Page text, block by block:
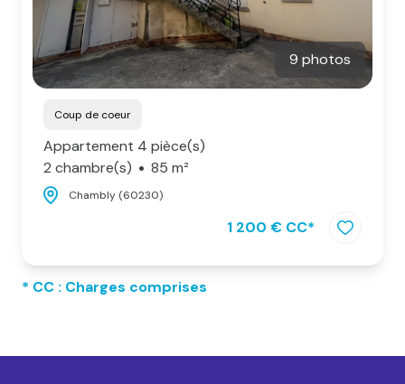
9 photos
Coup de coeur
Appartement 4 pièce(s)
2 chambre(s)
85 m²
Chambly (60230)
1 200 € CC*
* CC : Charges comprises